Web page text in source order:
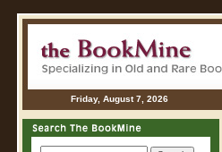
Friday, August 7, 2026